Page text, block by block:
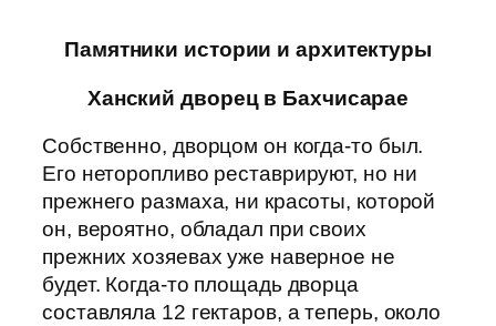
Памятники истории и архитектуры
Ханский дворец в Бахчисарае
Собственно, дворцом он когда-то был.
Его неторопливо реставрируют, но ни
прежнего размаха, ни красоты, которой
он, вероятно, обладал при своих
прежних хозяевах уже наверное не
будет. Когда-то площадь дворца
составляла 12 гектаров, а теперь, около